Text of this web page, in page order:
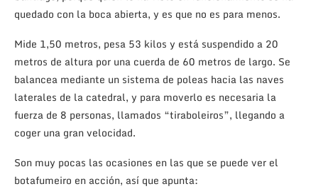
quedado con la boca abierta, y es que no es para menos.
Mide 1,50 metros, pesa 53 kilos y está suspendido a 20
metros de altura por una cuerda de 60 metros de largo. Se
balancea mediante un sistema de poleas hacia las naves
laterales de la catedral, y para moverlo es necesaria la
fuerza de 8 personas, llamados “tiraboleiros”, llegando a
coger una gran velocidad.
Son muy pocas las ocasiones en las que se puede ver el
botafumeiro en acción, así que apunta: